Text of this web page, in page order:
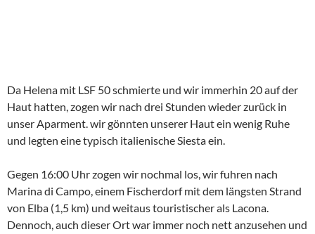
Da Helena mit LSF 50 schmierte und wir immerhin 20 auf der
Haut hatten, zogen wir nach drei Stunden wieder zurück in
unser Aparment. wir gönnten unserer Haut ein wenig Ruhe
und legten eine typisch italienische Siesta ein.
Gegen 16:00 Uhr zogen wir nochmal los, wir fuhren nach
Marina di Campo, einem Fischerdorf mit dem längsten Strand
von Elba (1,5 km) und weitaus touristischer als Lacona.
Dennoch, auch dieser Ort war immer noch nett anzusehen und